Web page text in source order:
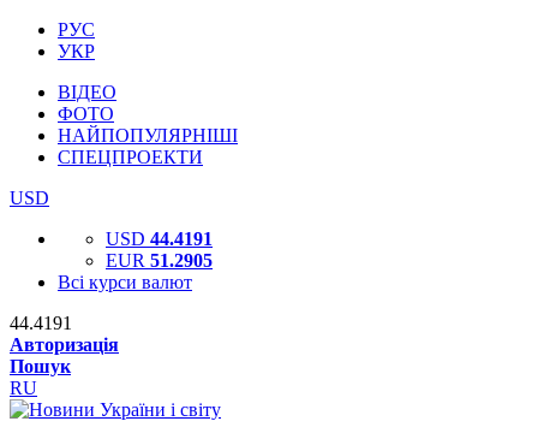
РУС
УКР
ВІДЕО
ФОТО
НАЙПОПУЛЯРНІШІ
СПЕЦПРОЕКТИ
USD
USD 44.4191
EUR 51.2905
Всі курси валют
44.4191
Авторизація
Пошук
RU